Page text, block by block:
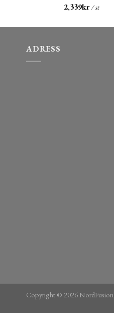
2,339kr/ st
ADRESS
Copyright © 2026 NordFusion